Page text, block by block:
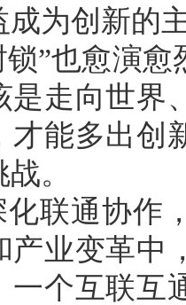
为创新的
锁”也愈演
是走向世界
才能多出创
。
联通协作
产业变革中
一个互联互